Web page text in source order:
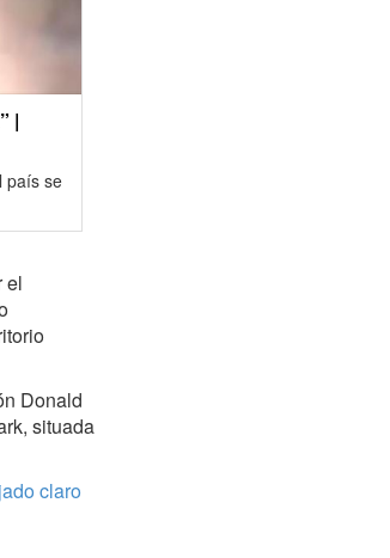
|
país se
el
Donald
situada
claro